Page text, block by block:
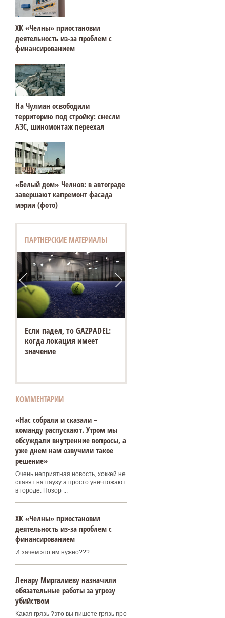
ХК «Челны» приостановил
деятельность из-за проблем с
финансированием
На Чулман освободили
территорию под стройку: снесли
АЗС, шиномонтаж переехал
«Белый дом» Челнов: в автограде
завершают капремонт фасада
мэрии (фото)
ПАРТНЕРСКИЕ МАТЕРИАЛЫ
Если падел, то GAZPADEL:
когда локация имеет
значение
КОММЕНТАРИИ
«Нас собрали и сказали –
команду распускают. Утром мы
обсуждали внутренние вопросы, а
уже днем нам озвучили такое
решение»
Очень неприятная новость, хоккей не
ставят на паузу а просто уничтожают
в городе. Позор ...
ХК «Челны» приостановил
деятельность из-за проблем с
финансированием
И зачем это им нужно???
Ленару Миргалиеву назначили
обязательные работы за угрозу
убийством
Какая грязь ?это вы пишете грязь про